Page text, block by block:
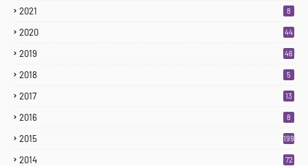
2021 8
2020 44
2019 46
2018 5
2017 13
2016 8
2015 199
2014 72